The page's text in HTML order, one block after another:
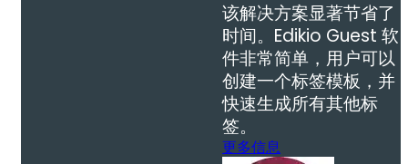
该解决方案显著节省了
时间。Edikio Guest 软
件非常简单，用户可以
创建一个标签模板，并
快速生成所有其他标
签。
更多信息